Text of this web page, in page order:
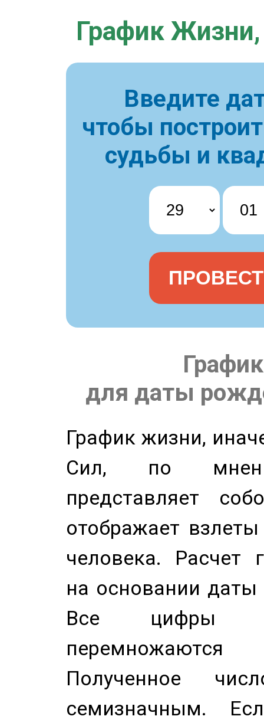
График Жизни,
Введите
чтобы
судьбы и
для даты
График жизни,
Сил, по
представляет
отображает
человека. Расчет
на основании
Все цифры
Полученное
семизначным.